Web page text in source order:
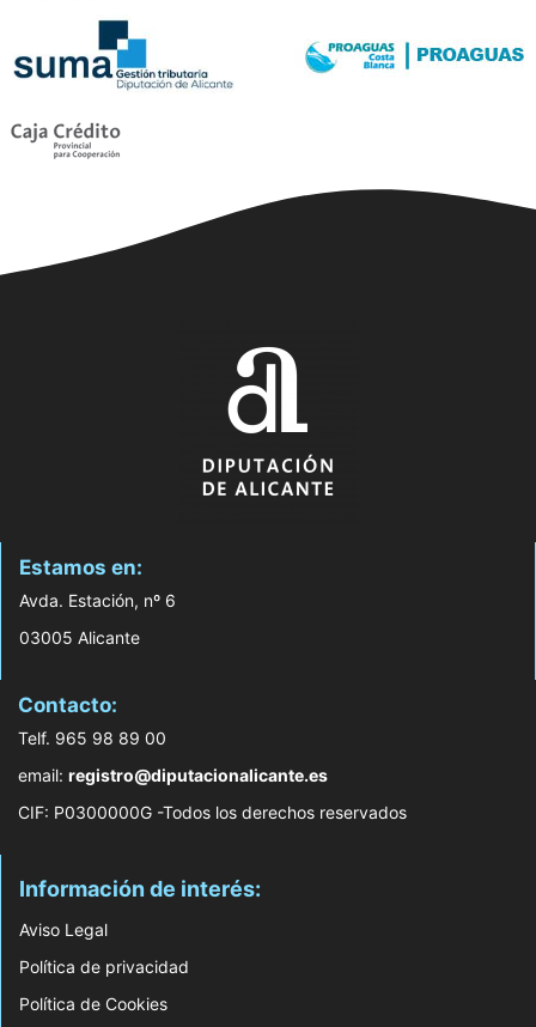
Estamos en:
Avda. Estación, nº 6
03005 Alicante
Contacto:
Telf. 965 98 89 00
email: registro@diputacionalicante.es
CIF: P0300000G -Todos los derechos reservados
Información de interés:
Aviso Legal
Política de privacidad
Política de Cookies